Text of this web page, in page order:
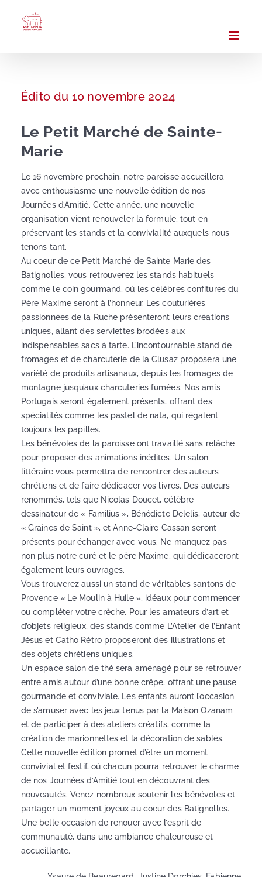
Édito du 10 novembre 2024
Le Petit Marché de Sainte-
Marie
Le 16 novembre prochain, notre paroisse accueillera
avec enthousiasme une nouvelle édition de nos
Journées d’Amitié. Cette année, une nouvelle
organisation vient renouveler la formule, tout en
préservant les stands et la convivialité auxquels nous
tenons tant.
Au coeur de ce Petit Marché de Sainte Marie des
Batignolles, vous retrouverez les stands habituels
comme le coin gourmand, où les célèbres confitures du
Père Maxime seront à l’honneur. Les couturières
passionnées de la Ruche présenteront leurs créations
uniques, allant des serviettes brodées aux
indispensables sacs à tarte. L’incontournable stand de
fromages et de charcuterie de la Clusaz proposera une
variété de produits artisanaux, depuis les fromages de
montagne jusqu’aux charcuteries fumées. Nos amis
Portugais seront également présents, offrant des
spécialités comme les pastel de nata, qui régalent
toujours les papilles.
Les bénévoles de la paroisse ont travaillé sans relâche
pour proposer des animations inédites. Un salon
littéraire vous permettra de rencontrer des auteurs
chrétiens et de faire dédicacer vos livres. Des auteurs
renommés, tels que Nicolas Doucet, célèbre
dessinateur de « Familius », Bénédicte Delelis, auteur de
« Graines de Saint », et Anne-Claire Cassan seront
présents pour échanger avec vous. Ne manquez pas
non plus notre curé et le père Maxime, qui dédicaceront
également leurs ouvrages.
Vous trouverez aussi un stand de véritables santons de
Provence « Le Moulin à Huile », idéaux pour commencer
ou compléter votre crèche. Pour les amateurs d’art et
d’objets religieux, des stands comme L’Atelier de l’Enfant
Jésus et Catho Rétro proposeront des illustrations et
des objets chrétiens uniques.
Un espace salon de thé sera aménagé pour se retrouver
entre amis autour d’une bonne crêpe, offrant une pause
gourmande et conviviale. Les enfants auront l’occasion
de s’amuser avec les jeux tenus par la Maison Ozanam
et de participer à des ateliers créatifs, comme la
création de marionnettes et la décoration de sablés.
Cette nouvelle édition promet d’être un moment
convivial et festif, où chacun pourra retrouver le charme
de nos Journées d’Amitié tout en découvrant des
nouveautés. Venez nombreux soutenir les bénévoles et
partager un moment joyeux au coeur des Batignolles.
Une belle occasion de renouer avec l’esprit de
communauté, dans une ambiance chaleureuse et
accueillante.